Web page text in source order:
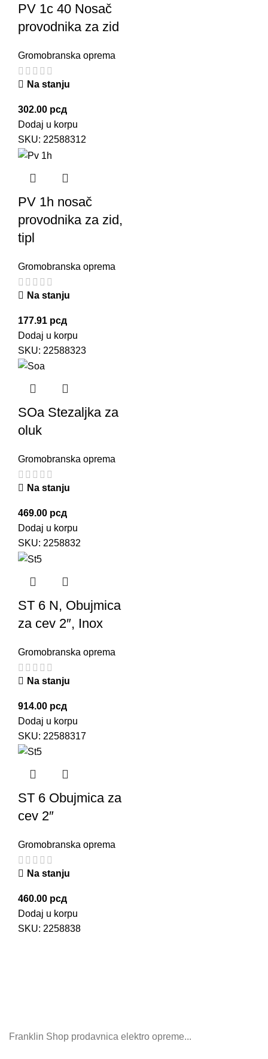
PV 1c 40 Nosač
provodnika za zid
Gromobranska oprema
Na stanju
302.00 рсд
Dodaj u korpu
SKU: 22588312
PV 1h nosač
provodnika za zid,
tipl
Gromobranska oprema
Na stanju
177.91 рсд
Dodaj u korpu
SKU: 22588323
SOa Stezaljka za
oluk
Gromobranska oprema
Na stanju
469.00 рсд
Dodaj u korpu
SKU: 2258832
ST 6 N, Obujmica
za cev 2″, Inox
Gromobranska oprema
Na stanju
914.00 рсд
Dodaj u korpu
SKU: 22588317
ST 6 Obujmica za
cev 2″
Gromobranska oprema
Na stanju
460.00 рсд
Dodaj u korpu
SKU: 2258838
Franklin Shop prodavnica elektro opreme...